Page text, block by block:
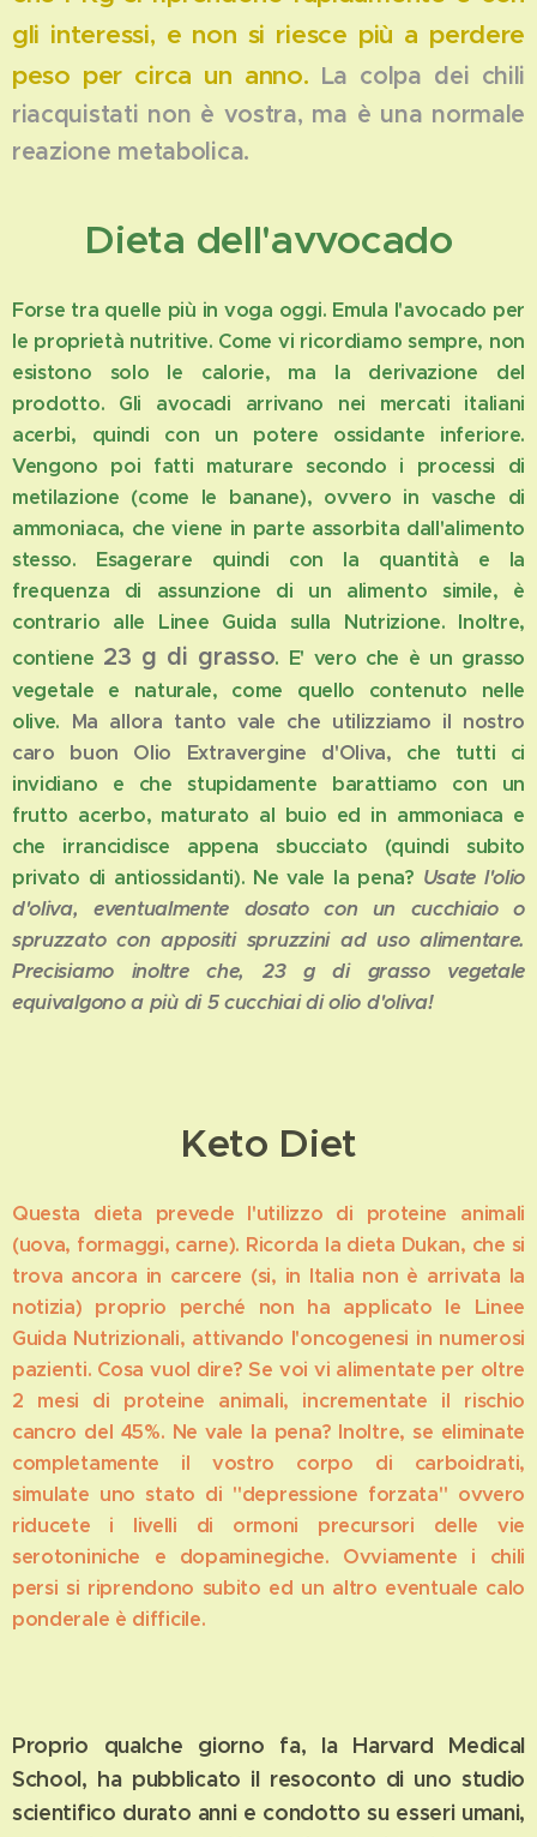
gli interessi, e non si riesce più a perdere
peso per circa un anno. La colpa dei chili
riacquistati non è vostra, ma è una normale
reazione metabolica.
Dieta dell'avvocado
Forse tra quelle più in voga oggi. Emula l'avocado per
le proprietà nutritive. Come vi ricordiamo sempre, non
esistono solo le calorie, ma la derivazione del
prodotto. Gli avocadi arrivano nei mercati italiani
acerbi, quindi con un potere ossidante inferiore.
Vengono poi fatti maturare secondo i processi di
metilazione (come le banane), ovvero in vasche di
ammoniaca, che viene in parte assorbita dall'alimento
stesso. Esagerare quindi con la quantità e la
frequenza di assunzione di un alimento simile, è
contrario alle Linee Guida sulla Nutrizione. Inoltre,
contiene 23 g di grasso. E' vero che è un grasso
vegetale e naturale, come quello contenuto nelle
olive. Ma allora tanto vale che utilizziamo il nostro
caro buon Olio Extravergine d'Oliva, che tutti ci
invidiano e che stupidamente barattiamo con un
frutto acerbo, maturato al buio ed in ammoniaca e
che irrancidisce appena sbucciato (quindi subito
privato di antiossidanti). Ne vale la pena? Usate l'olio
d'oliva, eventualmente dosato con un cucchiaio o
spruzzato con appositi spruzzini ad uso alimentare.
Precisiamo inoltre che, 23 g di grasso vegetale
equivalgono a più di 5 cucchiai di olio d'oliva!
Keto Diet
Questa dieta prevede l'utilizzo di proteine animali
(uova, formaggi, carne). Ricorda la dieta Dukan, che si
trova ancora in carcere (si, in Italia non è arrivata la
notizia) proprio perché non ha applicato le Linee
Guida Nutrizionali, attivando l'oncogenesi in numerosi
pazienti. Cosa vuol dire? Se voi vi alimentate per oltre
2 mesi di proteine animali, incrementate il rischio
cancro del 45%. Ne vale la pena? Inoltre, se eliminate
completamente il vostro corpo di carboidrati,
simulate uno stato di "depressione forzata" ovvero
riducete i livelli di ormoni precursori delle vie
serotoniniche e dopaminegiche. Ovviamente i chili
persi si riprendono subito ed un altro eventuale calo
ponderale è difficile.
Proprio qualche giorno fa, la Harvard Medical
School, ha pubblicato il resoconto di uno studio
scientifico durato anni e condotto su esseri umani,